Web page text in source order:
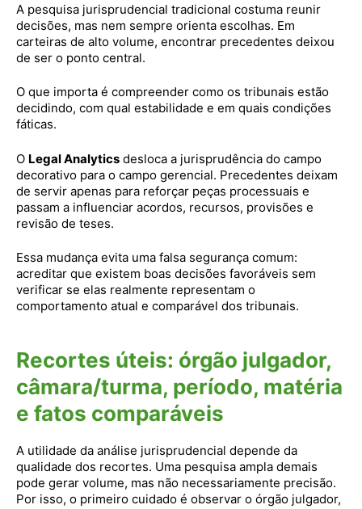
A pesquisa jurisprudencial tradicional costuma reunir
decisões, mas nem sempre orienta escolhas. Em
carteiras de alto volume, encontrar precedentes deixou
de ser o ponto central.
O que importa é compreender como os tribunais estão
decidindo, com qual estabilidade e em quais condições
fáticas.
O Legal Analytics desloca a jurisprudência do campo
decorativo para o campo gerencial. Precedentes deixam
de servir apenas para reforçar peças processuais e
passam a influenciar acordos, recursos, provisões e
revisão de teses.
Essa mudança evita uma falsa segurança comum:
acreditar que existem boas decisões favoráveis sem
verificar se elas realmente representam o
comportamento atual e comparável dos tribunais.
Recortes úteis: órgão julgador,
câmara/turma, período, matéria
e fatos comparáveis
A utilidade da análise jurisprudencial depende da
qualidade dos recortes. Uma pesquisa ampla demais
pode gerar volume, mas não necessariamente precisão.
Por isso, o primeiro cuidado é observar o órgão julgador,